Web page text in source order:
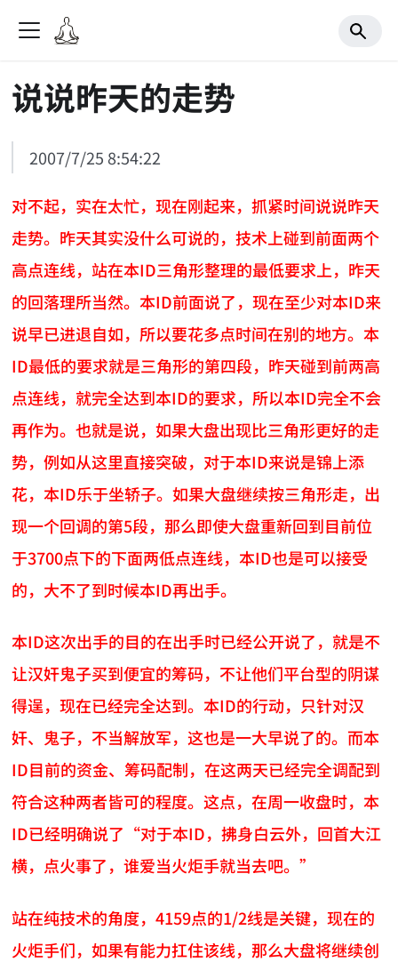
说说昨天的走势
2007/7/25 8:54:22
对不起，实在太忙，现在刚起来，抓紧时间说说昨天
走势。昨天其实没什么可说的，技术上碰到前面两个
高点连线，站在本ID三角形整理的最低要求上，昨天
的回落理所当然。本ID前面说了，现在至少对本ID来
说早已进退自如，所以要花多点时间在别的地方。本
ID最低的要求就是三角形的第四段，昨天碰到前两高
点连线，就完全达到本ID的要求，所以本ID完全不会
再作为。也就是说，如果大盘出现比三角形更好的走
势，例如从这里直接突破，对于本ID来说是锦上添
花，本ID乐于坐轿子。如果大盘继续按三角形走，出
现一个回调的第5段，那么即使大盘重新回到目前位
于3700点下的下面两低点连线，本ID也是可以接受
的，大不了到时候本ID再出手。
本ID这次出手的目的在出手时已经公开说了，就是不
让汉奸鬼子买到便宜的筹码，不让他们平台型的阴谋
得逞，现在已经完全达到。本ID的行动，只针对汉
奸、鬼子，不当解放军，这也是一大早说了的。而本
ID目前的资金、筹码配制，在这两天已经完全调配到
符合这种两者皆可的程度。这点，在周一收盘时，本
ID已经明确说了“对于本ID，拂身白云外，回首大江
横，点火事了，谁爱当火炬手就当去吧。”
站在纯技术的角度，4159点的1/2线是关键，现在的
火炬手们，如果有能力扛住该线，那么大盘将继续创